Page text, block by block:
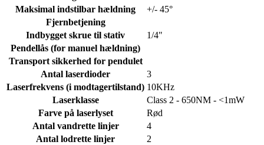
Maksimal indstilbar hældning
+/- 45°
Fjernbetjening
Indbygget skrue til stativ
1/4"
Pendellås (for manuel hældning)
Transport sikkerhed for pendulet
Antal laserdioder
3
Laserfrekvens (i modtagertilstand) 10KHz
Laserklasse
Class 2 - 650NM - <1mW
Farve på laserlyset
Rød
Antal vandrette linjer
4
Antal lodrette linjer
2